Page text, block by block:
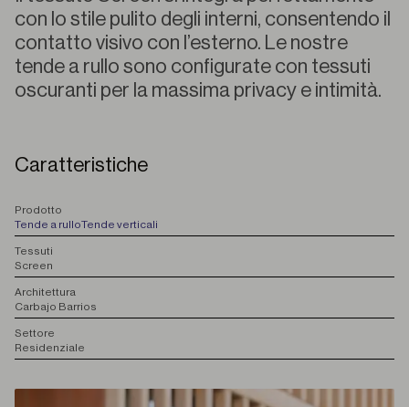
con lo stile pulito degli interni, consentendo il
contatto visivo con l’esterno. Le nostre
tende a rullo sono configurate con tessuti
oscuranti per la massima privacy e intimità.
Caratteristiche
Prodotto
Tende a rulloTende verticali
Tessuti
Screen
Architettura
Carbajo Barrios
Settore
Residenziale